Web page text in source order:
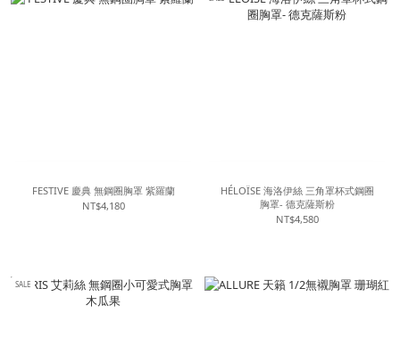
FESTIVE 慶典 無鋼圈胸罩 紫羅蘭
NT$4,180
HÉLOÏSE 海洛伊絲 三角罩杯式鋼圈
胸罩- 德克薩斯粉
NT$4,580
SALE